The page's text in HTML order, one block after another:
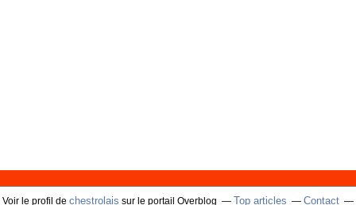
Voir le profil de chestrolais sur le portail Overblog Top articles Contact